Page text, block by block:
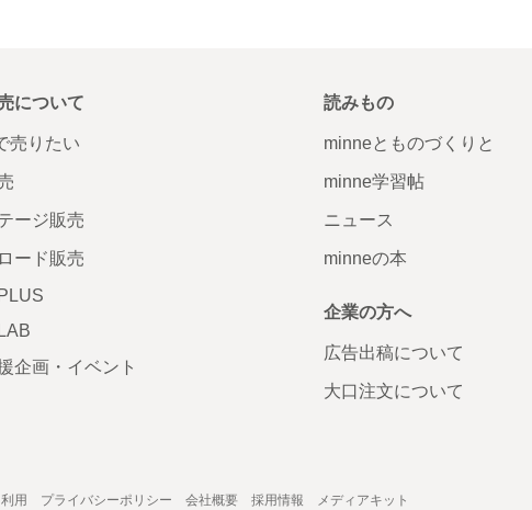
について
売りたい
ージ販売
ード販売
企画・イベント
読みもの
minneとものづくりと
minne学習帖
ニュース
minneの本
企業の方へ
広告出稿について
大口注文について
用 プライバシーポリシー 会社概要 採用情報 メディアキット